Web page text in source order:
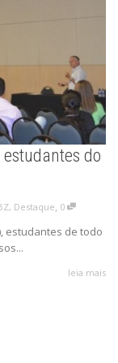
do
, Destaque, 0
estudantes de todo
leia mais